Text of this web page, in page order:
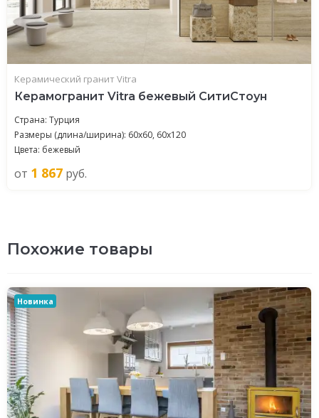
Керамический гранит Vitra
Керамогранит Vitra бежевый СитиСтоун
Страна: Турция
Размеры (длина/ширина): 60x60, 60x120
Цвета: бежевый
от 1 867 руб.
Похожие товары
Новинка